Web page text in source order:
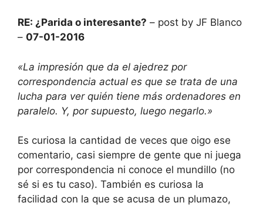
RE: ¿Parida o interesante? – post by JF Blanco
– 07-01-2016
«La impresión que da el ajedrez por
correspondencia actual es que se trata de una
lucha para ver quién tiene más ordenadores en
paralelo. Y, por supuesto, luego negarlo.»
Es curiosa la cantidad de veces que oigo ese
comentario, casi siempre de gente que ni juega
por correspondencia ni conoce el mundillo (no
sé si es tu caso). También es curiosa la
facilidad con la que se acusa de un plumazo,